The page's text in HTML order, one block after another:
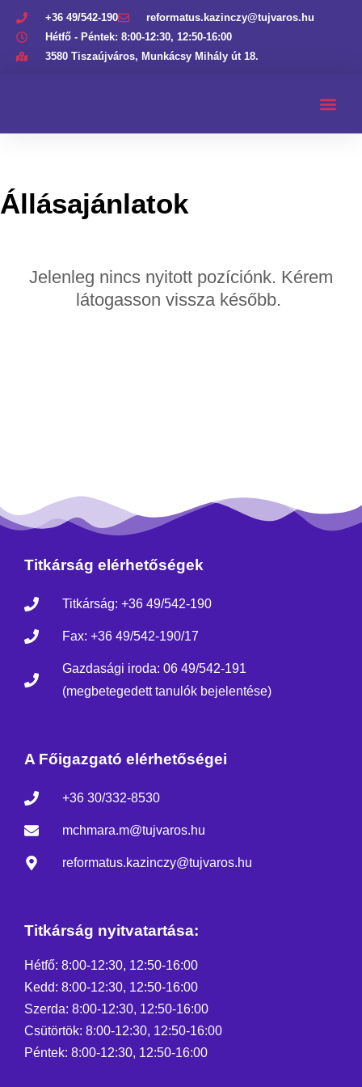
+36 49/542-190
reformatus.kazinczy@tujvaros.hu
Hétfő - Péntek: 8:00-12:30, 12:50-16:00
3580 Tiszaújváros, Munkácsy Mihály út 18.
Állásajánlatok
Jelenleg nincs nyitott pozíciónk. Kérem
látogasson vissza később.
Titkárság elérhetőségek
Titkárság: +36 49/542-190
Fax: +36 49/542-190/17
Gazdasági iroda: 06 49/542-191
(megbetegedett tanulók bejelentése)
A Főigazgató elérhetőségei
+36 30/332-8530
mchmara.m@tujvaros.hu
reformatus.kazinczy@tujvaros.hu
Titkárság nyitvatartása:
Hétfő: 8:00-12:30, 12:50-16:00
Kedd: 8:00-12:30, 12:50-16:00
Szerda: 8:00-12:30, 12:50-16:00
Csütörtök: 8:00-12:30, 12:50-16:00
Péntek: 8:00-12:30, 12:50-16:00